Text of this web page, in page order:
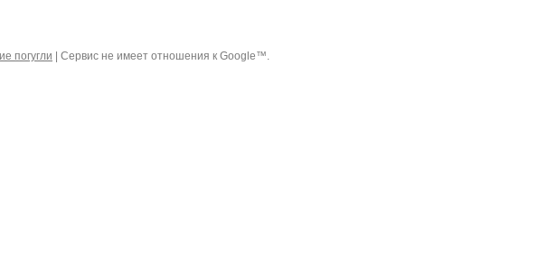
погугли | Сервис не имеет отношения к Google™.